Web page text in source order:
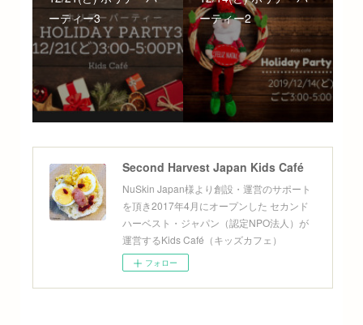
ーティー3
ーティー2
Second Harvest Japan Kids Café
NuSkin Japan様より創設・運営のサポート
を頂き2017年4月にオープンした セカンド
ハーベスト・ジャパン（認定NPO法人）が
運営するKids Café（キッズカフェ）
フォロー